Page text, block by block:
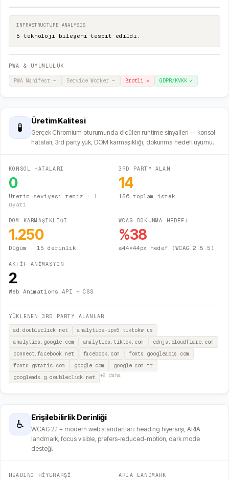
INFRASTRUCTURE ANALYSIS
5 teknoloji bileşeni tespit edildi.
PWA & UYUMLULUK
PWA Manifest— Service Worker — Brotli ✕ GDPR/KVKK✓
🧪
Üretim Kalitesi
Gerçek Chromium oturumunda ölçülen runtime sinyalleri — konsol
hataları, 3rd party yük, DOM karmaşıklığı, dokunma hedefi uyumu.
KONSOL HATALARI
0
Üretim seviyesi temiz ·1
uyarı
3RD PARTY ALAN
14
156 toplam istek
DOM KARMAŞIKLIĞI
1.250
Düğüm · 15 derinlik
WCAG DOKUNMA HEDEFİ
%38
≥44×44px hedef (WCAG 2.5.5)
AKTİF ANİMASYON
2
Web Animations API + CSS
YÜKLENEN 3RD PARTY ALANLAR
ad.doubleclick.net
analytics-ipv6.tiktokw.us
analytics.google.com
analytics.tiktok.com
cdnjs.cloudflare.com
connect.facebook.net
facebook.com
fonts.googleapis.com
fonts.gstatic.com
google.com
google.com.tr
googleads.g.doubleclick.net
+2 daha
♿
Erişilebilirlik Derinliği
WCAG 2.1 + modern web standartları: heading hiyerarşi, ARIA
landmark, focus visible, prefers-reduced-motion, dark mode
desteği.
HEADING HİYERARŞİ ARIA LANDMARK